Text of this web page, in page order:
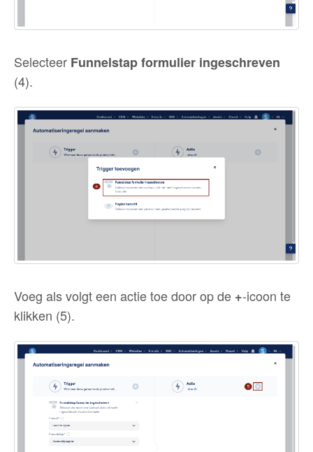
Selecteer Funnelstap formulier ingeschreven
(4).
Voeg als volgt een actie toe door op de +-icoon te
klikken (5).